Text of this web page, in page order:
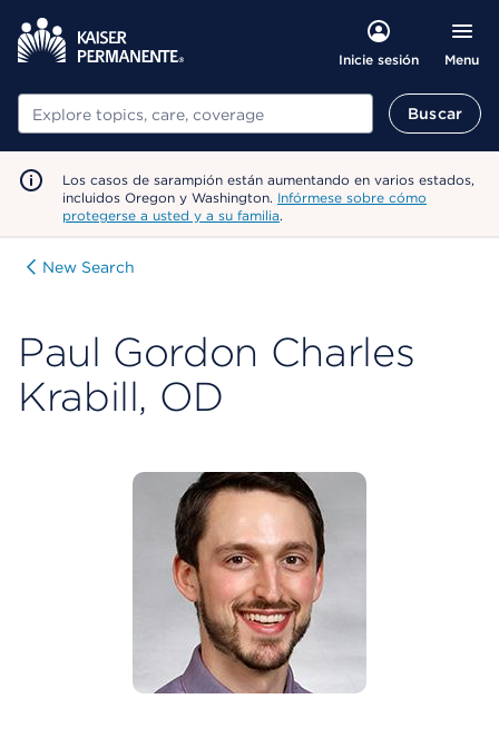
Inicie sesión Menu
Buscar Buscar
Los casos de sarampión están aumentando en varios estados,
incluidos Oregon y Washington. Infórmese sobre cómo
protegerse a usted y a su familia.
New Search
Paul Gordon Charles
Krabill, OD